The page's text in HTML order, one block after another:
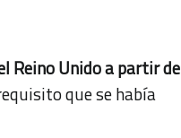
Reino Unido a partir de
que se había